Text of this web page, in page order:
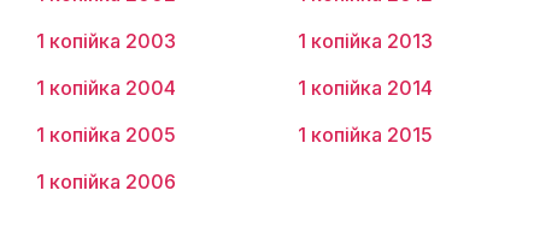
1 копійка 2003
1 копійка 2004
1 копійка 2005
1 копійка 2006
1 копійка 2013
1 копійка 2014
1 копійка 2015